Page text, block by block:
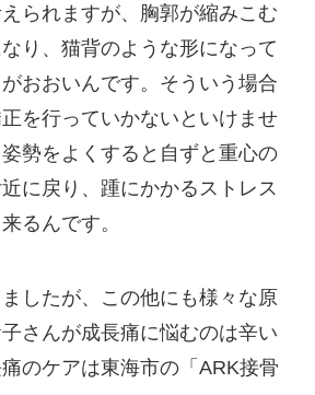
られますが、胸郭が縮みこむ
り、猫背のような形になって
おおいんです。そういう場合
を行っていかないといけませ
勢をよくすると自ずと重心の
に戻り、踵にかかるストレス
るんです。
したが、この他にも様々な原
さんが成長痛に悩むのは辛い
のケアは東海市の「ARK接骨